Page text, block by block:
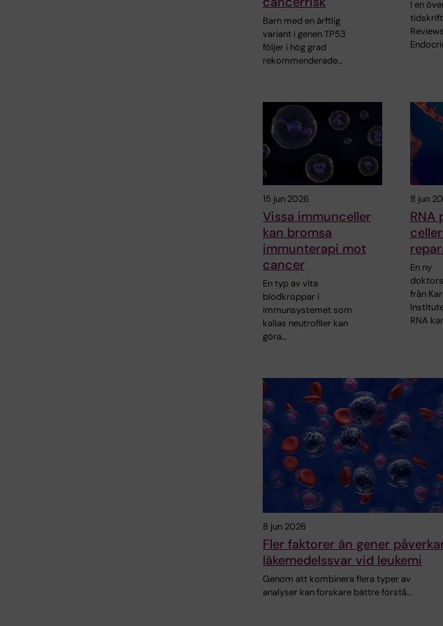
Barn med en ärftlig
variant i genen TP53
följer i hög grad
rekommenderade…
I en
Reviews
15 jun 2026
Vissa immunceller
kan bromsa
immunterapi mot
cancer
En typ av vita
blodkroppar i
immunsystemet som
kallas neutrofiler kan
göra…
8 jun
RNA
En ny
från
RNA
8 jun 2026
Fler faktorer än gener
läkemedelssvar vid leukemi
Genom att kombinera flera typer av
analyser kan forskare bättre förstå…